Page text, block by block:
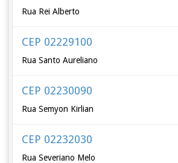
Rua Rei Alberto
CEP 02229100
Rua Santo Aureliano
CEP 02230090
Rua Semyon Kirlian
CEP 02232030
Rua Severiano Melo